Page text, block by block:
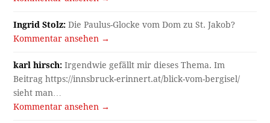
Ingrid Stolz: Die Paulus-Glocke vom Dom zu St. Jakob?
Kommentar ansehen →
karl hirsch: Irgendwie gefällt mir dieses Thema. Im
Beitrag https://innsbruck-erinnert.at/blick-vom-bergisel/
sieht man…
Kommentar ansehen →